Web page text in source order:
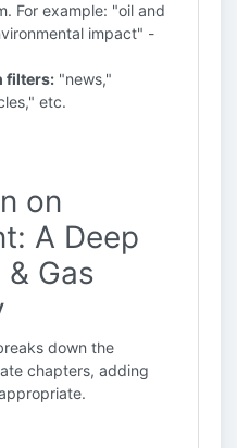
For example: "oil and
impact" -
filters: "news,"
etc.
on
A Deep
Gas
down the
chapters, adding